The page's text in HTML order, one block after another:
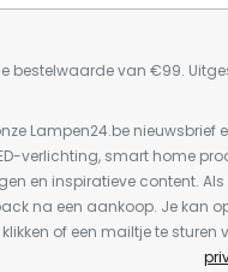
bestelwaarde van €99.
Lampen24.be
verlichting, smart home
en inspiratieve content.
na een aankoop. Je kan
of een mailtje te sturen